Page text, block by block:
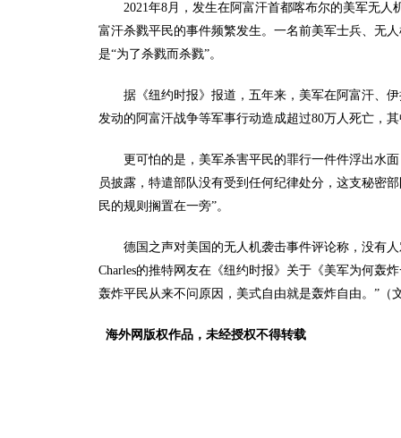
2021年8月，发生在阿富汗首都喀布尔的美军无
富汗杀戮平民的事件频繁发生。一名前美军士兵、无
是“为了杀戮而杀戮”。
据《纽约时报》报道，五年来，美军在阿富汗、
发动的阿富汗战争等军事行动造成超过80万人死亡，
更可怕的是，美军杀害平民的罪行一件件浮出水
员披露，特遣部队没有受到任何纪律处分，这支秘密
民的规则搁置在一旁”。
德国之声对美国的无人机袭击事件评论称，没有
Charles的推特网友在《纽约时报》关于《美军为何轰
轰炸平民从来不问原因，美式自由就是轰炸自由。”（
海外网版权作品，未经授权不得转载